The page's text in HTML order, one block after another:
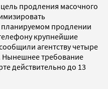
продления масочного
планируемом продлении
крупнейшие
агентству четыре
требование
действительно до 13